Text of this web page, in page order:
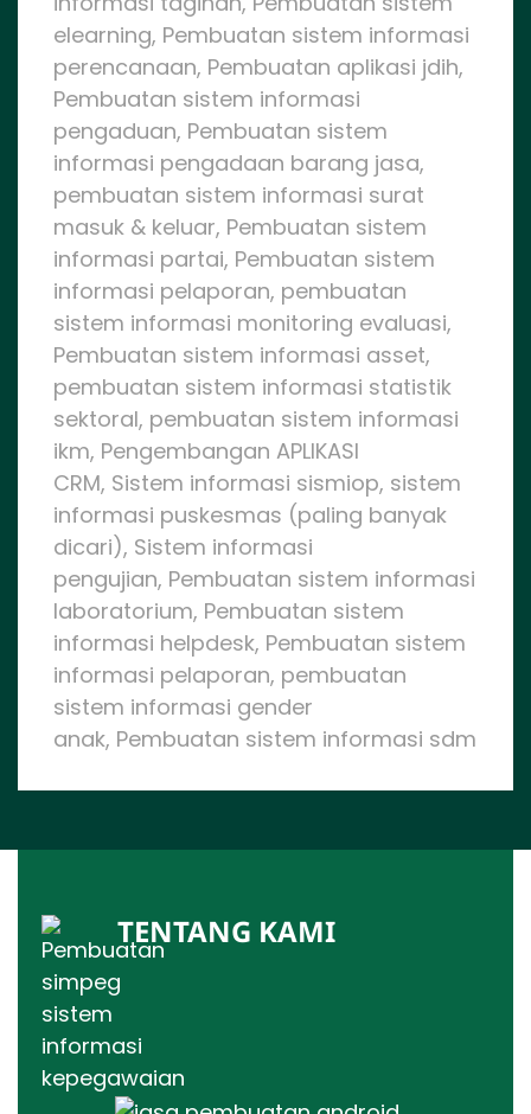
elearning, Pembuatan sistem informasi
perencanaan, Pembuatan aplikasi jdih,
Pembuatan sistem informasi
pengaduan, Pembuatan sistem
informasi pengadaan barang jasa,
pembuatan sistem informasi surat
masuk & keluar, Pembuatan sistem
informasi partai, Pembuatan sistem
informasi pelaporan, pembuatan
sistem informasi monitoring evaluasi,
Pembuatan sistem informasi asset,
pembuatan sistem informasi statistik
sektoral, pembuatan sistem informasi
ikm, Pengembangan APLIKASI
CRM, Sistem informasi sismiop, sistem
informasi puskesmas (paling banyak
dicari), Sistem informasi
pengujian, Pembuatan sistem informasi
laboratorium, Pembuatan sistem
informasi helpdesk, Pembuatan sistem
informasi pelaporan, pembuatan
sistem informasi gender
anak, Pembuatan sistem informasi sdm
TENTANG KAMI